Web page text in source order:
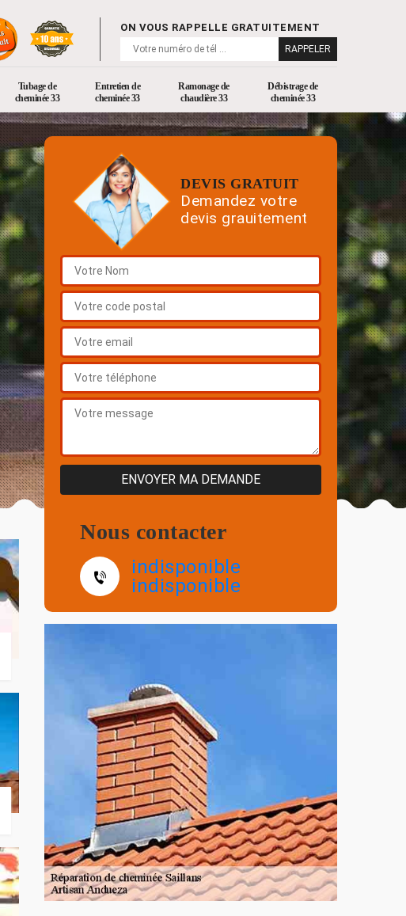
ON VOUS RAPPELLE GRATUITEMENT
Tubage de
cheminée 33
Entretien de
cheminée 33
Ramonage de
chaudière 33
Débistrage de
cheminée 33
DEVIS GRATUIT
Demandez votre
devis grauitement
Nous contacter
indisponible
indisponible